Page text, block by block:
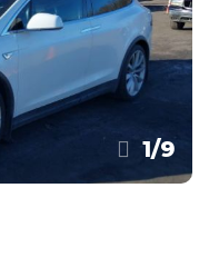
1/9